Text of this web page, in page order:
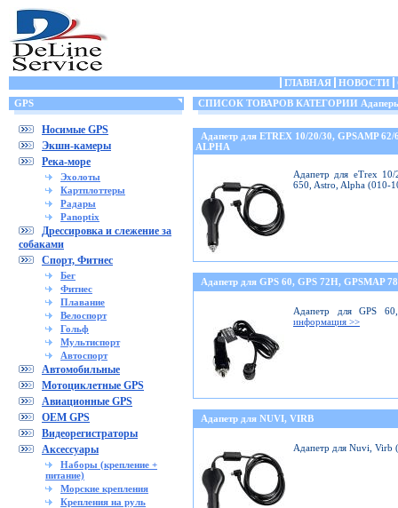
ГЛАВНАЯ НОВОСТИ
GPS
Носимые GPS
Экшн-камеры
Река-море
Эхолоты
Картплоттеры
Радары
Panoptix
Дрессировка и слежение за
собаками
Спорт, Фитнес
Бег
Фитнес
Плавание
Велоспорт
Гольф
Мультиспорт
Автоспорт
Автомобильные
Мотоциклетные GPS
Авиационные GPS
OEM GPS
Видеорегистраторы
Аксессуары
Наборы (крепление +
питание)
Морские крепления
Крепления на руль
СПИСОК ТОВАРОВ КАТЕГОРИИ Адаперы
Адапетр для ETREX 10/20/30, GPSAMP
ALPHA
Адапетр для eTrex
650, Astro, Alpha (010-
Адапетр для GPS 60, GPS 72H, GPSMAP
Адапетр для GPS
информация >>
Адапетр для NUVI, VIRB
Адапетр для Nuvi,